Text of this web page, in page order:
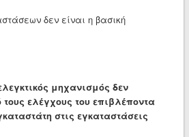
δεν είναι η βασική
μηχανισμός δεν
ελέγχους του επιβλέποντα
στις εγκαταστάσεις